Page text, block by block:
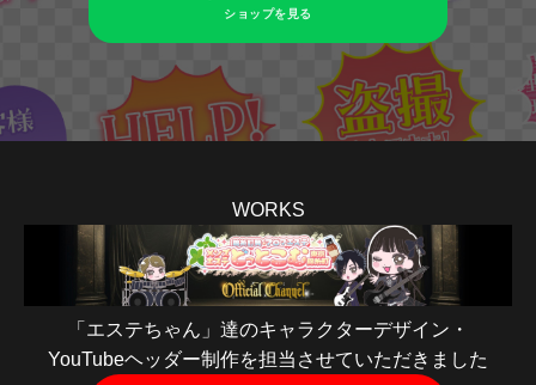
ショップを見る
WORKS
「エステちゃん」達のキャラクターデザイン・
YouTubeヘッダー制作を担当させていただきました